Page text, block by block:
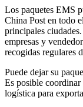
Los paquetes EMS
China Post en todo
principales
empresas y
recogidas regulares
Puede dejar su
Es posible
logística para